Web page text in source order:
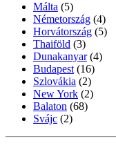
Málta (5)
Németország (4)
Horvátország (5)
Thaiföld (3)
Dunakanyar (4)
Budapest (16)
Szlovákia (2)
New York (2)
Balaton (68)
Svájc (2)